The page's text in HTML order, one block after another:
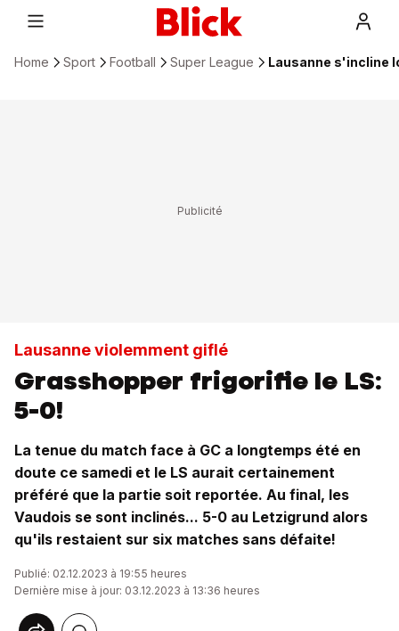
Home Sport Football Super League Lausanne s'incline
Lausanne violemment giflé
Grasshopper frigorifie le LS:
5-0!
La tenue du match face à GC a longtemps été en
doute ce samedi et le LS aurait certainement
préféré que la partie soit reportée. Au final, les
Vaudois se sont inclinés... 5-0 au Letzigrund alors
qu'ils restaient sur six matches sans défaite!
Publié: 02.12.2023 à 19:55 heures
Dernière mise à jour: 03.12.2023 à 13:36 heures